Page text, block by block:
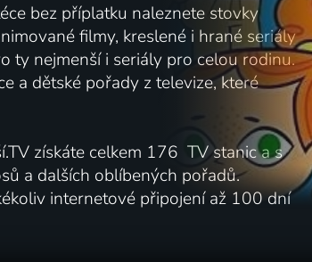
bez příplatku naleznete stovky
filmy, kreslené i hrané seriály
ty nejmenší i seriály pro celou rodinu.
a dětské pořady z televize, které
získáte celkem 176 TV stanic a s
a dalších oblíbených pořadů.
internetové připojení až 100 dní